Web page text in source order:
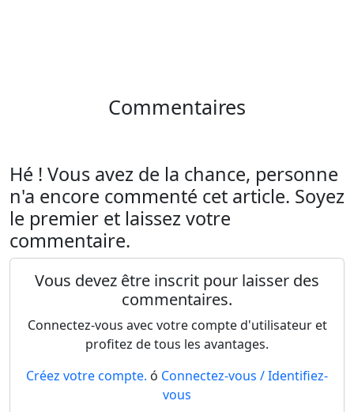
Commentaires
Hé ! Vous avez de la chance, personne
n'a encore commenté cet article. Soyez
le premier et laissez votre
commentaire.
Vous devez être inscrit pour laisser des
commentaires.
Connectez-vous avec votre compte d'utilisateur et
profitez de tous les avantages.
Créez votre compte. ó Connectez-vous / Identifiez-
vous